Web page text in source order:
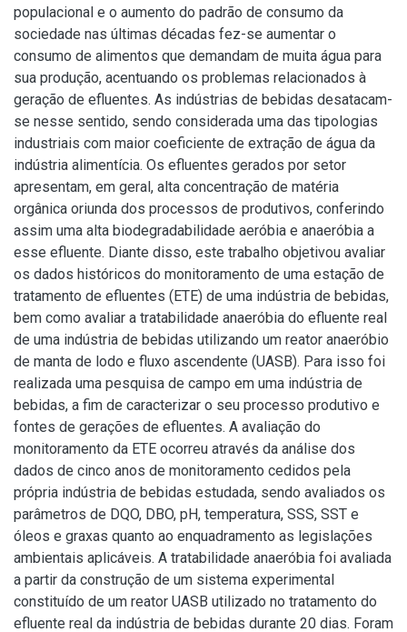
populacional e o aumento do padrão de consumo da
sociedade nas últimas décadas fez-se aumentar o
consumo de alimentos que demandam de muita água para
sua produção, acentuando os problemas relacionados à
geração de efluentes. As indústrias de bebidas desatacam-
se nesse sentido, sendo considerada uma das tipologias
industriais com maior coeficiente de extração de água da
indústria alimentícia. Os efluentes gerados por setor
apresentam, em geral, alta concentração de matéria
orgânica oriunda dos processos de produtivos, conferindo
assim uma alta biodegradabilidade aeróbia e anaeróbia a
esse efluente. Diante disso, este trabalho objetivou avaliar
os dados históricos do monitoramento de uma estação de
tratamento de efluentes (ETE) de uma indústria de bebidas,
bem como avaliar a tratabilidade anaeróbia do efluente real
de uma indústria de bebidas utilizando um reator anaeróbio
de manta de lodo e fluxo ascendente (UASB). Para isso foi
realizada uma pesquisa de campo em uma indústria de
bebidas, a fim de caracterizar o seu processo produtivo e
fontes de gerações de efluentes. A avaliação do
monitoramento da ETE ocorreu através da análise dos
dados de cinco anos de monitoramento cedidos pela
própria indústria de bebidas estudada, sendo avaliados os
parâmetros de DQO, DBO, pH, temperatura, SSS, SST e
óleos e graxas quanto ao enquadramento as legislações
ambientais aplicáveis. A tratabilidade anaeróbia foi avaliada
a partir da construção de um sistema experimental
constituído de um reator UASB utilizado no tratamento do
efluente real da indústria de bebidas durante 20 dias. Foram